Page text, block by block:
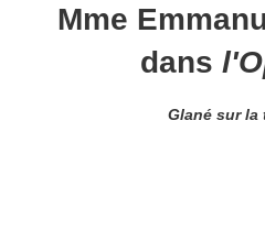
Mme
dans
Glané sur la